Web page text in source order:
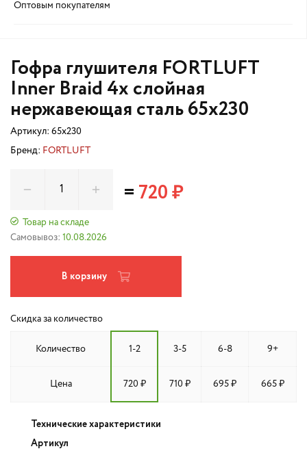
Оптовым покупателям
Гофра глушителя FORTLUFT
Inner Braid 4х слойная
нержавеющая сталь 65x230
Артикул: 65x230
Бренд: FORTLUFT
Товар на складе
Самовывоз: 10.08.2026
=720 ₽
В корзину
Скидка за количество
Количество 1-2 3-5 6-8 9+
Цена 720 ₽ 710 ₽ 695 ₽ 665 ₽
Технические характеристики
Артикул